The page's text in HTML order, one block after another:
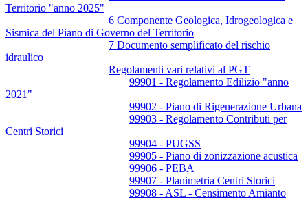
Territorio "anno 2025"
6 Componente Geologica, Idrogeologica e
Sismica del Piano di Governo del Territorio
7 Documento semplificato del rischio
idraulico
Regolamenti vari relativi al PGT
99901 - Regolamento Edilizio "anno
2021"
99902 - Piano di Rigenerazione Urbana
99903 - Regolamento Contributi per
Centri Storici
99904 - PUGSS
99905 - Piano di zonizzazione acustica
99906 - PEBA
99907 - Planimetria Centri Storici
99908 - ASL - Censimento Amianto